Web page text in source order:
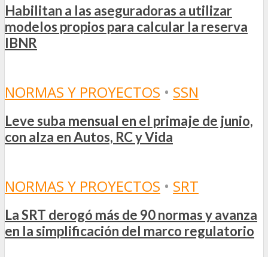
Habilitan a las aseguradoras a utilizar
modelos propios para calcular la reserva
IBNR
NORMAS Y PROYECTOS • SSN
Leve suba mensual en el primaje de junio,
con alza en Autos, RC y Vida
NORMAS Y PROYECTOS • SRT
La SRT derogó más de 90 normas y avanza
en la simplificación del marco regulatorio